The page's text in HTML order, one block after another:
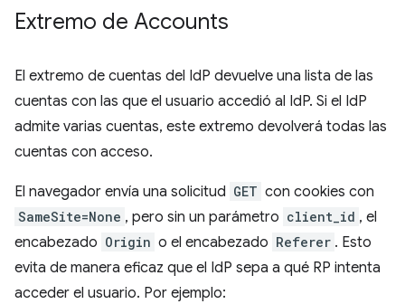
Extremo de Accounts
El extremo de cuentas del IdP devuelve una lista de las
cuentas con las que el usuario accedió al IdP. Si el IdP
admite varias cuentas, este extremo devolverá todas las
cuentas con acceso.
El navegador envía una solicitud GET con cookies con
SameSite=None , pero sin un parámetro client_id , el
encabezado Origin o el encabezado Referer . Esto
evita de manera eficaz que el IdP sepa a qué RP intenta
acceder el usuario. Por ejemplo: